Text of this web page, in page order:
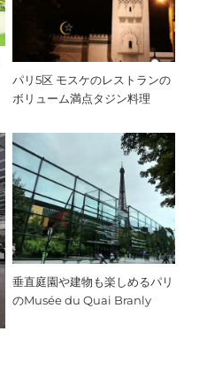
パリ5区 モスケのレストランの
ボリューム満点タジン料理
垂直庭園や建物も楽しめるパリ
のMusée du Quai Branly